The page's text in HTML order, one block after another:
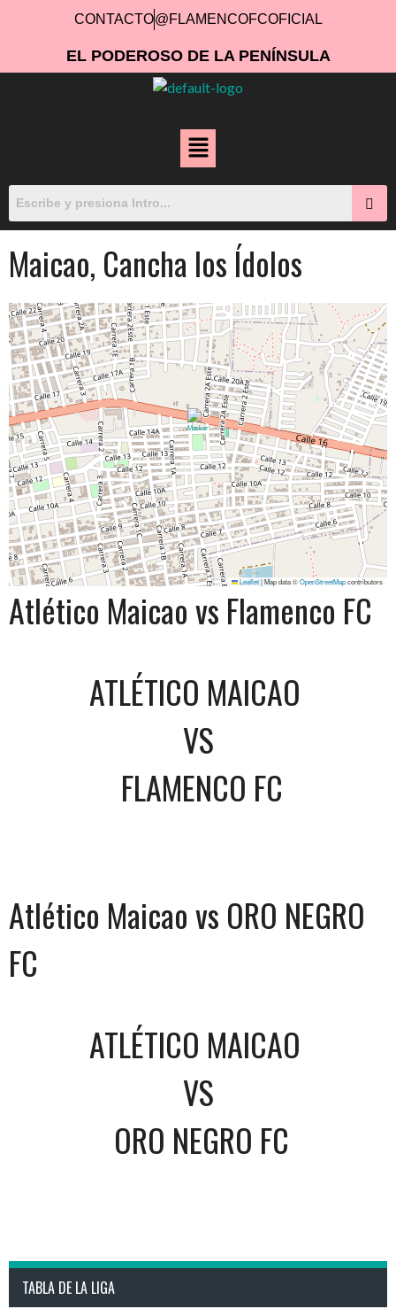
CONTACTO@FLAMENCOFCOFICIAL
EL PODEROSO DE LA PENÍNSULA
Maicao, Cancha los Ídolos
Leaflet|Map data ©OpenStreetMapcontributors
Atlético Maicao vs Flamenco FC
ATLÉTICO MAICAO
VS
FLAMENCO FC
Atlético Maicao vs ORO NEGRO
FC
ATLÉTICO MAICAO
VS
ORO NEGRO FC
TABLA DE LA LIGA